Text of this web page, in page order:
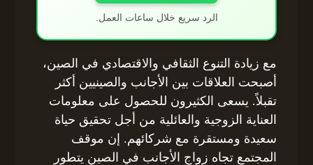
الرد سريع خلال ساعات العمل.
مع زيادة التنوع الثقافي والاقتصادي في الصين،
أصبحت العلاقات بين الأجانب والصينيين أكثر
تقبلاً. يسعى الكثيرون للحصول على معلومات
العناية الزوجية والعائلية من أجل تحقيق حياة
سعيدة ومستقرة مع شركائهم. إن موقف
المجتمع تجاه زواج الأجانب في الصين يتطور